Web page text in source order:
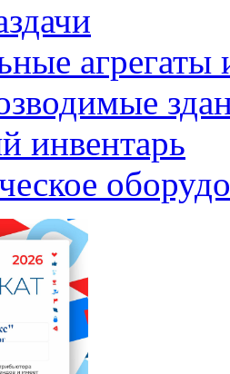
агрегаты
инвентарь